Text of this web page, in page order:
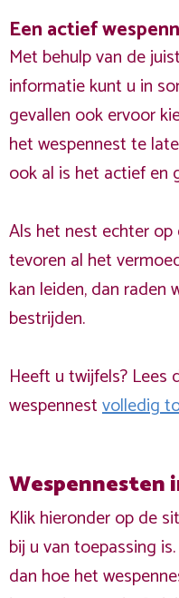
Een actief
Met behulp van de
informatie kunt u in
gevallen ook ervoor
het wespennest te
ook al is het actief en
Als het nest echter op
tevoren al het
kan leiden, dan
bestrijden.
Heeft u twijfels? Lees
wespennestvolledig
Wespennesten
Klik hieronder op de
bij u van toepassing
dan hoe het